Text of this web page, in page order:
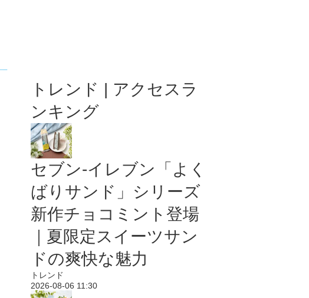
トレンド | アクセスラ
ンキング
セブン‐イレブン「よく
ばりサンド」シリーズ
新作チョコミント登場
｜夏限定スイーツサン
ドの爽快な魅力
トレンド
2026-08-06 11:30